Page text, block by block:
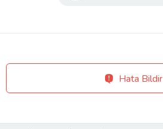
Hata Bildir